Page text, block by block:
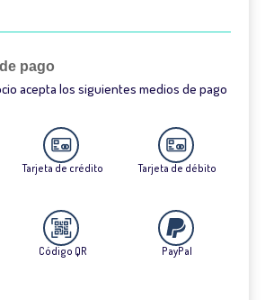
pago
acepta los siguientes medios de pago
Tarjeta de crédito Tarjeta de débito
Código QR PayPal